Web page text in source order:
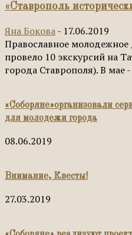
«Ставрополь
Яна Бокова- 17.06.2019
Православное
провело 10 экскурсий на
города Ставрополя). В мае
«Соборяне»организовали
для молодежи города
08.06.2019
Внимание, Квесты!
27.03.2019